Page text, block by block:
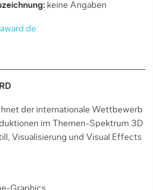
keine Angaben
der internationale Wettbewerb
im Themen-Spektrum 3D
Visualisierung und Visual Effects